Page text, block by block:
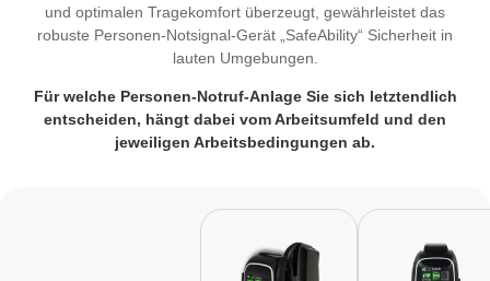
und optimalen Tragekomfort überzeugt, gewährleistet das
robuste Personen-Notsignal-Gerät „ SafeAbility“ Sicherheit in
lauten Umgebungen.
Für welche Personen-Notruf-Anlage Sie sich letztendlich
entscheiden, hängt dabei vom Arbeitsumfeld und den
jeweiligen Arbeitsbedingungen ab.